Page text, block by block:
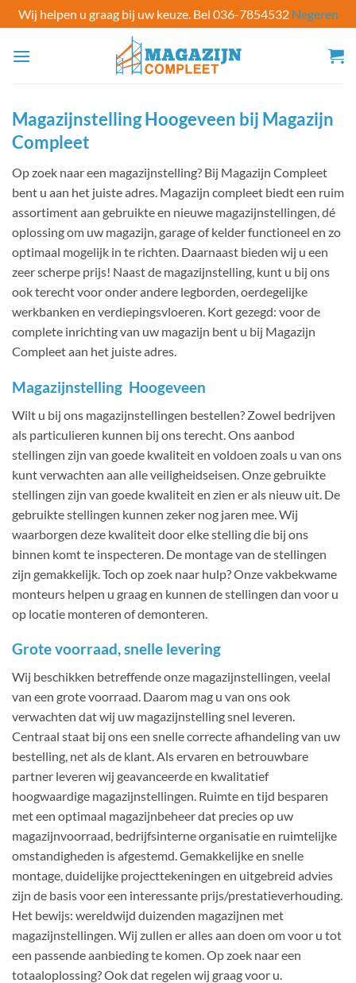
Wij helpen u graag bij uw keuze. Bel 036-7854532 Negeren
naar
Magazijnstelling Hoogeveen bij Magazijn
Compleet
Op zoek naar een magazijnstelling? Bij Magazijn Compleet
bent u aan het juiste adres. Magazijn compleet biedt een ruim
assortiment aan gebruikte en nieuwe magazijnstellingen, dé
oplossing om uw magazijn, garage of kelder functioneel en zo
optimaal mogelijk in te richten. Daarnaast bieden wij u een
zeer scherpe prijs! Naast de magazijnstelling, kunt u bij ons
ook terecht voor onder andere legborden, oerdegelijke
werkbanken en verdiepingsvloeren. Kort gezegd: voor de
complete inrichting van uw magazijn bent u bij Magazijn
Compleet aan het juiste adres.
Magazijnstelling Hoogeveen
Wilt u bij ons magazijnstellingen bestellen? Zowel bedrijven
als particulieren kunnen bij ons terecht. Ons aanbod
stellingen zijn van goede kwaliteit en voldoen zoals u van ons
kunt verwachten aan alle veiligheidseisen. Onze gebruikte
stellingen zijn van goede kwaliteit en zien er als nieuw uit. De
gebruikte stellingen kunnen zeker nog jaren mee. Wij
waarborgen deze kwaliteit door elke stelling die bij ons
binnen komt te inspecteren. De montage van de stellingen
zijn gemakkelijk. Toch op zoek naar hulp? Onze vakbekwame
monteurs helpen u graag en kunnen de stellingen dan voor u
op locatie monteren of demonteren.
Grote voorraad, snelle levering
Wij beschikken betreffende onze magazijnstellingen, veelal
van een grote voorraad. Daarom mag u van ons ook
verwachten dat wij uw magazijnstelling snel leveren.
Centraal staat bij ons een snelle correcte afhandeling van uw
bestelling, net als de klant. Als ervaren en betrouwbare
partner leveren wij geavanceerde en kwalitatief
hoogwaardige magazijnstellingen. Ruimte en tijd besparen
met een optimaal magazijnbeheer dat precies op uw
magazijnvoorraad, bedrijfsinterne organisatie en ruimtelijke
omstandigheden is afgestemd. Gemakkelijke en snelle
montage, duidelijke projecttekeningen en uitgebreid advies
zijn de basis voor een interessante prijs/prestatieverhouding.
Het bewijs: wereldwijd duizenden magazijnen met
magazijnstellingen. Wij zullen er alles aan doen om voor u tot
een passende aanbieding te komen. Op zoek naar een
totaaloplossing? Ook dat regelen wij graag voor u.